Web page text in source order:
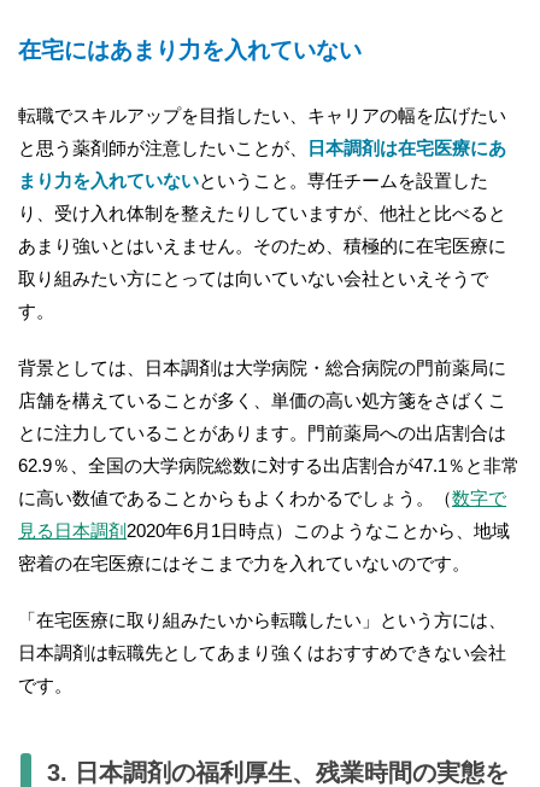
在宅にはあまり力を入れていない
転職でスキルアップを目指したい、キャリアの幅を広げたい
と思う薬剤師が注意したいことが、
日本調剤は在宅医療にあ
まり力を入れていないということ。専任チームを設置した
り、受け入れ体制を整えたりしていますが、他社と比べると
あまり強いとはいえません。そのため、積極的に在宅医療に
取り組みたい方にとっては向いていない会社といえそうで
す。
背景としては、日本調剤は大学病院・総合病院の門前薬局に
店舗を構えていることが多く、単価の高い処方箋をさばくこ
とに注力していることがあります。門前薬局への出店割合は
62.9％、全国の大学病院総数に対する出店割合が47.1％と非常
に高い数値であることからもよくわかるでしょう。（数字で
見る日本調剤 2020年6月1日時点）このようなことから、地域
密着の在宅医療にはそこまで力を入れていないのです。
「在宅医療に取り組みたいから転職したい」という方には、
日本調剤は転職先としてあまり強くはおすすめできない会社
です。
3. 日本調剤の福利厚生、残業時間の実態を